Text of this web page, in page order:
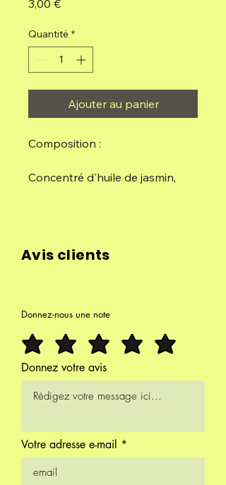
3,00 €Prix
Quantité *
Ajouter au panier
Composition :
Concentré d'huile de jasmin,
doux parfum remplit l'air
Sachet de 5 batonnets
Avis clients
Donnez-nous une note
Donnez votre avis
Votre adresse e-mail